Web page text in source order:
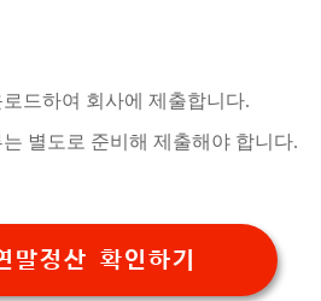
드하여 회사에 제출합니다.
별도로 준비해 제출해야 합니다.
말정산 확인하기